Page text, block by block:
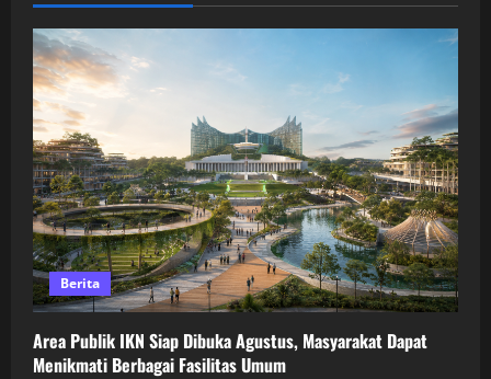
Berita
Area Publik IKN Siap Dibuka Agustus, Masyarakat Dapat
Menikmati Berbagai Fasilitas Umum